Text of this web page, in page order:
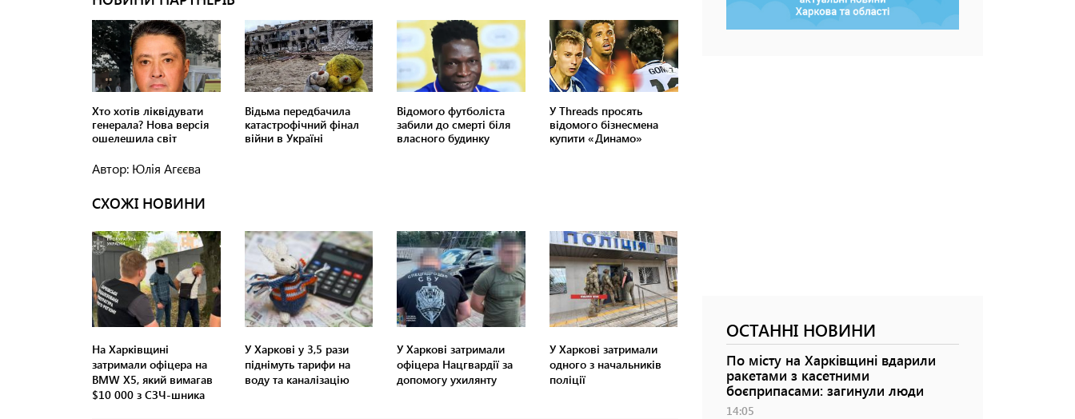
Автор: Юлія Агєєва
СХОЖІ НОВИНИ
На Харківщині
затримали офіцера на
BMW Х5, який вимагав
$10 000 з СЗЧ-шника
У Харкові у 3,5 рази
піднімуть тарифи на
воду та каналізацію
У Харкові затримали
офіцера Нацгвардії за
допомогу ухилянту
У Харкові затримали
одного з начальників
поліції
ОСТАННІ НОВИНИ
По місту на Харківщині вдарили
ракетами з касетними
боєприпасами: загинули люди
14:05